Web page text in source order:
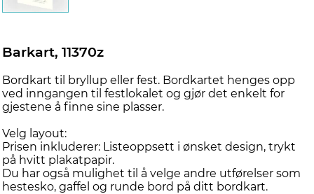
Barkart, 11370z
Bordkart til bryllup eller fest. Bordkartet henges opp
ved inngangen til festlokalet og gjør det enkelt for
gjestene å finne sine plasser.
Velg layout:
Prisen inkluderer: Listeoppsett i ønsket design, trykt
på hvitt plakatpapir.
Du har også mulighet til å velge andre utførelser som
hestesko, gaffel og runde bord på ditt bordkart.